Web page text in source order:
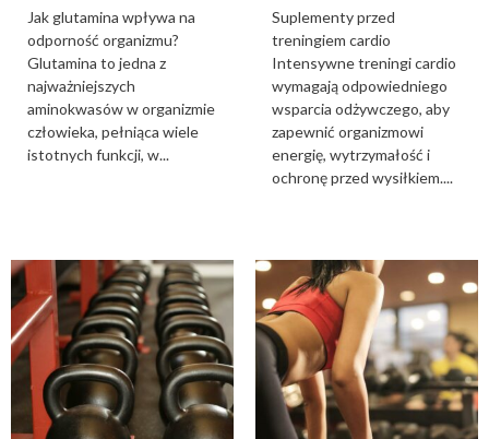
Jak glutamina wpływa na
odporność organizmu?
Glutamina to jedna z
najważniejszych
aminokwasów w organizmie
człowieka, pełniąca wiele
istotnych funkcji, w...
Suplementy przed
treningiem cardio
Intensywne treningi cardio
wymagają odpowiedniego
wsparcia odżywczego, aby
zapewnić organizmowi
energię, wytrzymałość i
ochronę przed wysiłkiem....